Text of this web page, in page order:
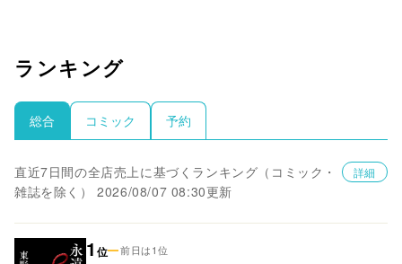
ランキング
総合 コミック 予約
直近7日間の全店売上に基づくランキング（コミック・
雑誌を除く）
2026/08/07 08:30更新
詳細
1 位 前日は1位